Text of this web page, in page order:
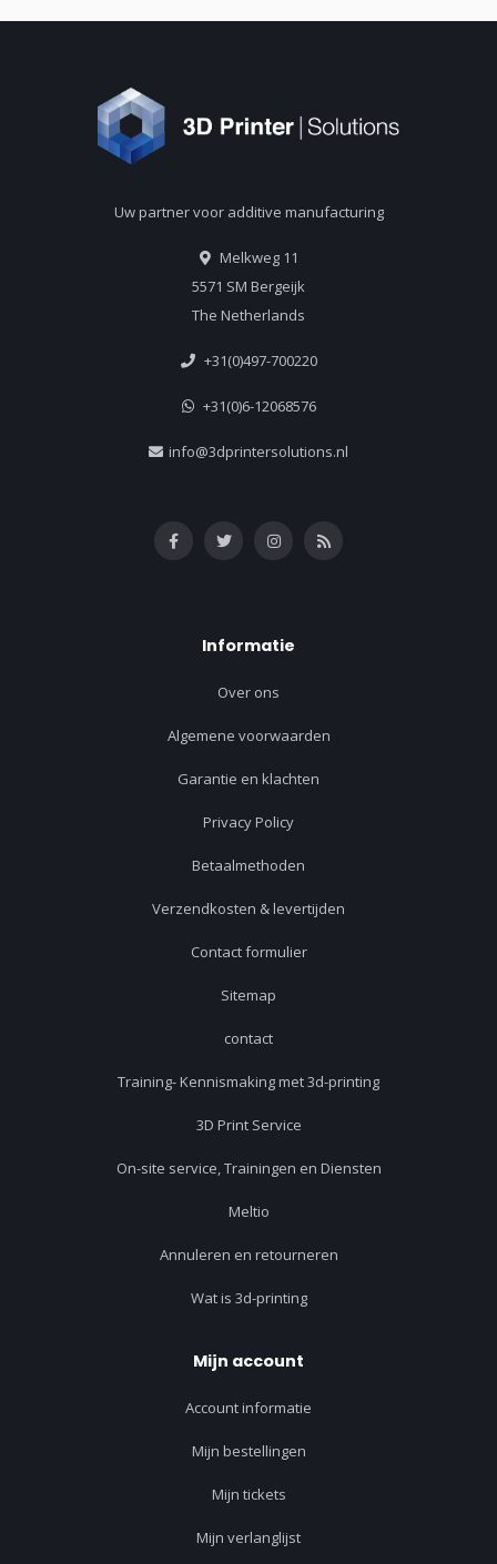
Uw partner voor additive manufacturing
Melkweg 11
5571 SM Bergeijk
The Netherlands
+31(0)497-700220
+31(0)6-12068576
info@3dprintersolutions.nl
Informatie
Over ons
Algemene voorwaarden
Garantie en klachten
Privacy Policy
Betaalmethoden
Verzendkosten & levertijden
Contact formulier
Sitemap
contact
Training- Kennismaking met 3d-printing
3D Print Service
On-site service, Trainingen en Diensten
Meltio
Annuleren en retourneren
Wat is 3d-printing
Mijn account
Account informatie
Mijn bestellingen
Mijn tickets
Mijn verlanglijst